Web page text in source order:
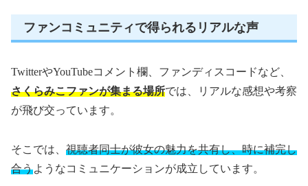
ファンコミュニティで得られるリアルな声
TwitterやYouTubeコメント欄、ファンディスコードなど、
さくらみこファンが集まる場所では、リアルな感想や考察
が飛び交っています。
そこでは、 視聴者同士が彼女の魅力を共有し、時に補完し
合うようなコミュニケーションが成立しています。